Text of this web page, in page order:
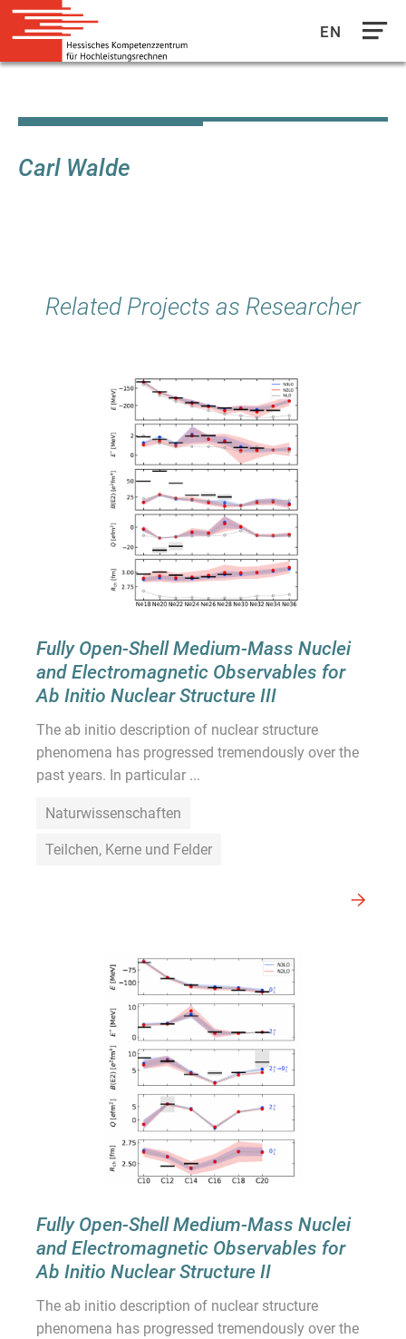
Inhalt
EN
Carl Walde
Related Projects as Researcher
Fully Open-Shell Medium-Mass Nuclei
and Electromagnetic Observables for
Ab Initio Nuclear Structure III
The ab initio description of nuclear structure
phenomena has progressed tremendously over the
past years. In particular ...
Naturwissenschaften
Teilchen, Kerne und Felder
Fully Open-Shell Medium-Mass Nuclei
and Electromagnetic Observables for
Ab Initio Nuclear Structure II
The ab initio description of nuclear structure
phenomena has progressed tremendously over the